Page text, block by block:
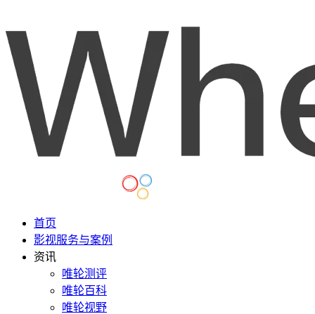
首页
影视服务与案例
资讯
唯轮测评
唯轮百科
唯轮视野